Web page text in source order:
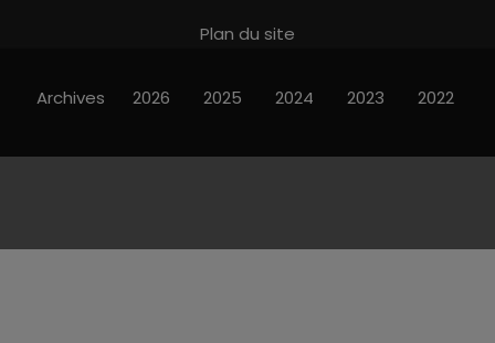
Plan du site
Archives 2026 2025 2024 2023 2022